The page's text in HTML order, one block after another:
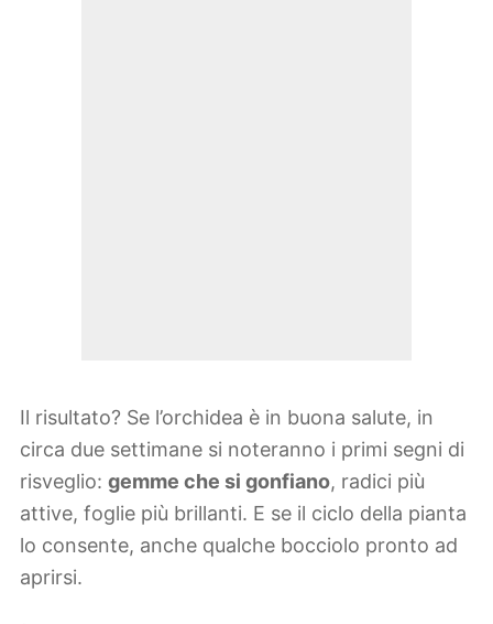
Il risultato? Se l’orchidea è in buona salute, in
circa due settimane si noteranno i primi segni di
risveglio: gemme che si gonfiano, radici più
attive, foglie più brillanti. E se il ciclo della pianta
lo consente, anche qualche bocciolo pronto ad
aprirsi.